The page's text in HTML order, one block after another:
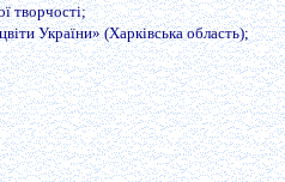
творчості;
України» (Харківська область);